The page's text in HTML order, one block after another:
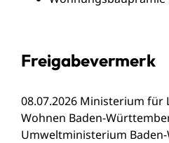
Freigabevermerk
08.07.2026 Ministerium
Wohnen Baden-
Umweltministerium